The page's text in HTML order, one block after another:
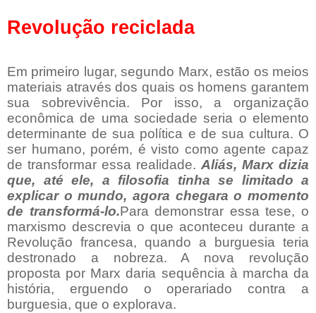
Revolução reciclada
Em primeiro lugar, segundo Marx, estão os meios
materiais através dos quais os homens garantem
sua sobrevivência. Por isso, a organização
econômica de uma sociedade seria o elemento
determinante de sua política e de sua cultura. O
ser humano, porém, é visto como agente capaz
de transformar essa realidade. Aliás, Marx dizia
que, até ele, a filosofia tinha se limitado a
explicar o mundo, agora chegara o momento
de transformá-lo.Para demonstrar essa tese, o
marxismo descrevia o que aconteceu durante a
Revolução francesa, quando a burguesia teria
destronado a nobreza. A nova revolução
proposta por Marx daria sequência à marcha da
história, erguendo o operariado contra a
burguesia, que o explorava.